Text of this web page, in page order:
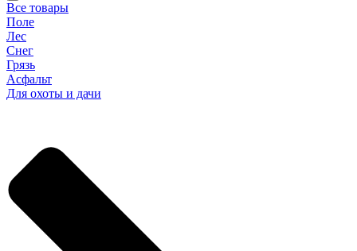
Все товары
Поле
Лес
Снег
Грязь
Асфальт
Для охоты и дачи